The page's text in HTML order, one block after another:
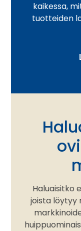
kaikessa,
tuotteiden
Haluaisitko
joista löytyy